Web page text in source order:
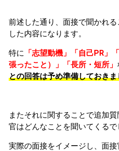
前述した通り、面接で聞かれ
した内容になります。
特に 「志望動機」「自己PR」
張ったこと）」「長所・短所」
との回答は予め準備しておき
またそれに関することで追加
官はどんなことを聞いてくるで
実際の面接をイメージし、面